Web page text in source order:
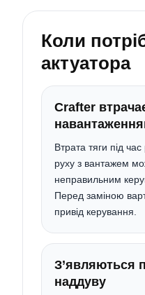
Коли
актуатора
Crafter
Втрата тяги під
руху з вантажем
неправильним
Перед заміною
привід керування.
З’являються
наддуву